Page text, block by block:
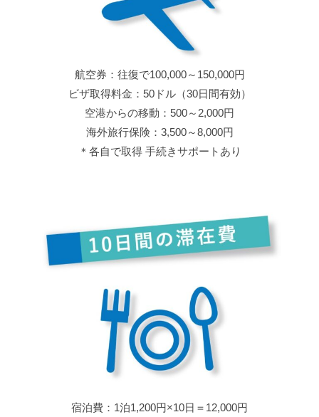
航空券：往復で100,000～150,000円
ビザ取得料金：50ドル（30日間有効）
空港からの移動：500～2,000円
海外旅行保険：3,500～8,000円
＊各自で取得 手続きサポートあり
宿泊費：1泊1,200円×10日＝12,000円